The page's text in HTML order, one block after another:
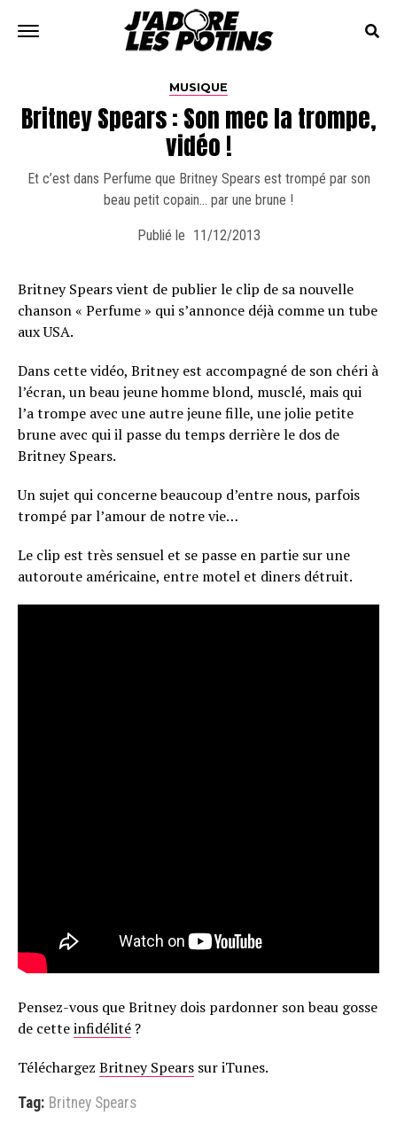
MUSIQUE
Britney Spears : Son mec la trompe,
vidéo !
Et c’est dans Perfume que Britney Spears est trompé par son
beau petit copain… par une brune !
Publié le 11/12/2013
Britney Spears vient de publier le clip de sa nouvelle
chanson « Perfume » qui s’annonce déjà comme un tube
aux USA.
Dans cette vidéo, Britney est accompagné de son chéri à
l’écran, un beau jeune homme blond, musclé, mais qui
l’a trompe avec une autre jeune fille, une jolie petite
brune avec qui il passe du temps derrière le dos de
Britney Spears.
Un sujet qui concerne beaucoup d’entre nous, parfois
trompé par l’amour de notre vie…
Le clip est très sensuel et se passe en partie sur une
autoroute américaine, entre motel et diners détruit.
Pensez-vous que Britney dois pardonner son beau gosse
de cetteinfidélité ?
Téléchargez Britney Spears sur iTunes.
Tag: Britney Spears